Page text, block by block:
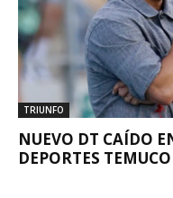
TRIUNFO
NUEVO DT CAÍDO
DEPORTES